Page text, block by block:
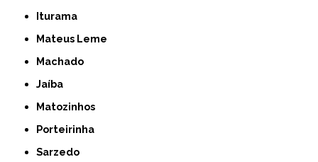
Iturama
Mateus Leme
Machado
Jaíba
Matozinhos
Porteirinha
Sarzedo